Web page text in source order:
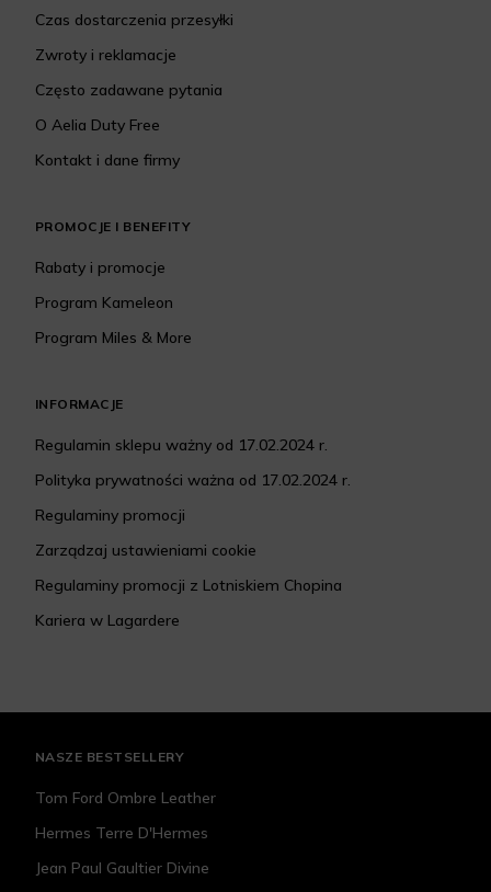
Czas dostarczenia przesyłki
Zwroty i reklamacje
Często zadawane pytania
O Aelia Duty Free
Kontakt i dane firmy
PROMOCJE I BENEFITY
Rabaty i promocje
Program Kameleon
Program Miles & More
INFORMACJE
Regulamin sklepu ważny od 17.02.2024 r.
Polityka prywatności ważna od 17.02.2024 r.
Regulaminy promocji
Zarządzaj ustawieniami cookie
Regulaminy promocji z Lotniskiem Chopina
Kariera w Lagardere
NASZE BESTSELLERY
Tom Ford Ombre Leather
Hermes Terre D'Hermes
Jean Paul Gaultier Divine